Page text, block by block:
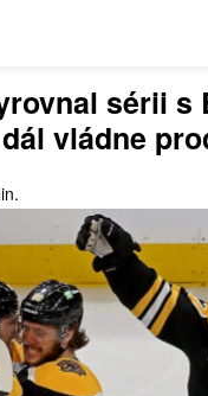
sérii s
vládne